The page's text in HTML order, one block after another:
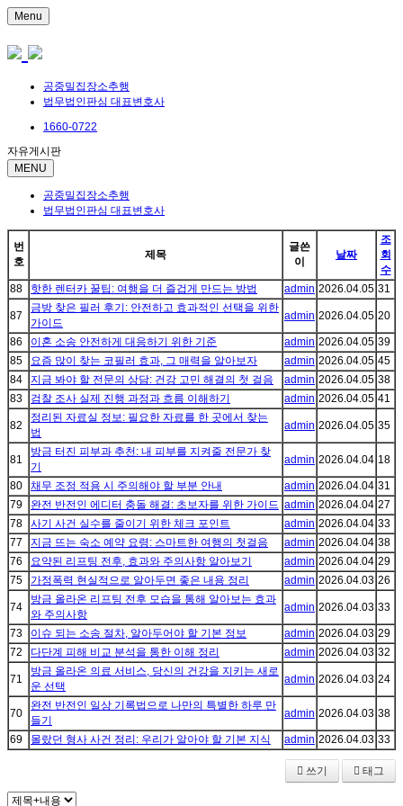
Menu
공중밀집장소추행
법무법인판심 대표변호사
1660-0722
자유게시판
MENU
공중밀집장소추행
법무법인판심 대표변호사
번
호
제목
글쓴
이
날짜
조
회
수
88
핫한 렌터카 꿀팁: 여행을 더 즐겁게 만드는 방법 admin 2026.04.05 31
87
금방 찾은 필러 후기: 안전하고 효과적인 선택을 위한
가이드
admin 2026.04.05 20
86 이혼 소송 안전하게 대응하기 위한 기준 admin 2026.04.05 39
85
요즘 많이 찾는 코필러 효과, 그 매력을 알아보자 admin 2026.04.05 45
84
지금 봐야 할 전문의 상담: 건강 고민 해결의 첫 걸음 admin 2026.04.05 38
83
검찰 조사 실제 진행 과정과 흐름 이해하기 admin 2026.04.05 41
82
정리된 자료실 정보: 필요한 자료를 한 곳에서 찾는
법
admin 2026.04.05 35
81
방금 터진 피부과 추천: 내 피부를 지켜줄 전문가 찾
기
admin 2026.04.04 18
80 채무 조정 적용 시 주의해야 할 부분 안내 admin 2026.04.04 31
79
완전 반전인 에디터 충돌 해결: 초보자를 위한 가이드 admin 2026.04.04 27
78
사기 사건 실수를 줄이기 위한 체크 포인트 admin 2026.04.04 33
77
지금 뜨는 숙소 예약 요령: 스마트한 여행의 첫걸음 admin 2026.04.04 38
76
요약된 리프팅 전후, 효과와 주의사항 알아보기 admin 2026.04.04 29
75
가정폭력 현실적으로 알아두면 좋은 내용 정리 admin 2026.04.03 26
74
방금 올라온 리프팅 전후 모습을 통해 알아보는 효과
와 주의사항
admin 2026.04.03 33
73 이슈 되는 소송 절차, 알아두어야 할 기본 정보 admin 2026.04.03 29
72
다단계 피해 비교 분석을 통한 이해 정리 admin 2026.04.03 32
71
방금 올라온 의료 서비스, 당신의 건강을 지키는 새로
운 선택
admin 2026.04.03 24
70
완전 반전인 일상 기록법으로 나만의 특별한 하루 만
들기
admin 2026.04.03 38
69 몰랐던 형사 사건 정리: 우리가 알아야 할 기본 지식 admin 2026.04.03 33
쓰기 태그